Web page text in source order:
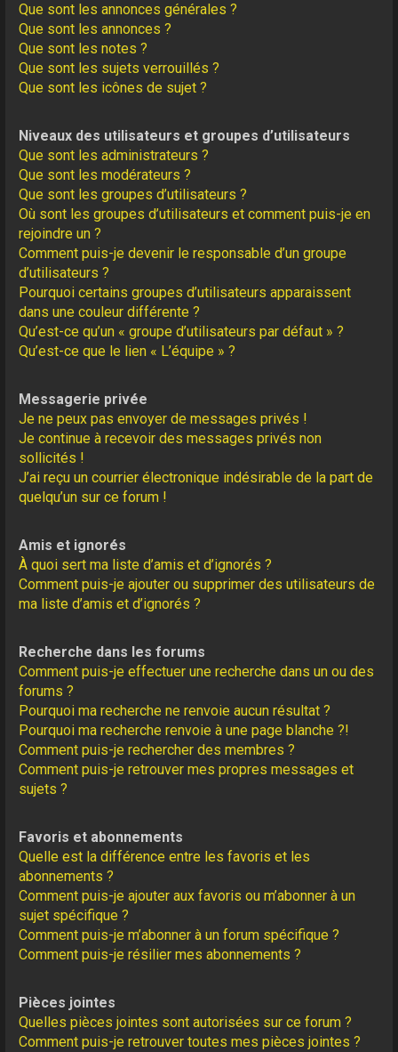
Que sont les annonces générales ?
Que sont les annonces ?
Que sont les notes ?
Que sont les sujets verrouillés ?
Que sont les icônes de sujet ?
Niveaux des utilisateurs et groupes d’utilisateurs
Que sont les administrateurs ?
Que sont les modérateurs ?
Que sont les groupes d’utilisateurs ?
Où sont les groupes d’utilisateurs et comment puis-je en
rejoindre un ?
Comment puis-je devenir le responsable d’un groupe
d’utilisateurs ?
Pourquoi certains groupes d’utilisateurs apparaissent
dans une couleur différente ?
Qu’est-ce qu’un « groupe d’utilisateurs par défaut » ?
Qu’est-ce que le lien « L’équipe » ?
Messagerie privée
Je ne peux pas envoyer de messages privés !
Je continue à recevoir des messages privés non
sollicités !
J’ai reçu un courrier électronique indésirable de la part de
quelqu’un sur ce forum !
Amis et ignorés
À quoi sert ma liste d’amis et d’ignorés ?
Comment puis-je ajouter ou supprimer des utilisateurs de
ma liste d’amis et d’ignorés ?
Recherche dans les forums
Comment puis-je effectuer une recherche dans un ou des
forums ?
Pourquoi ma recherche ne renvoie aucun résultat ?
Pourquoi ma recherche renvoie à une page blanche ?!
Comment puis-je rechercher des membres ?
Comment puis-je retrouver mes propres messages et
sujets ?
Favoris et abonnements
Quelle est la différence entre les favoris et les
abonnements ?
Comment puis-je ajouter aux favoris ou m’abonner à un
sujet spécifique ?
Comment puis-je m’abonner à un forum spécifique ?
Comment puis-je résilier mes abonnements ?
Pièces jointes
Quelles pièces jointes sont autorisées sur ce forum ?
Comment puis-je retrouver toutes mes pièces jointes ?